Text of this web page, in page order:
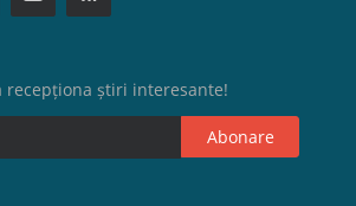
recepționa știri interesante!
Abonare